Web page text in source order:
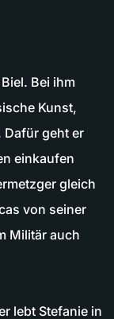
Bei ihm
Kunst,
geht er
einkaufen
gleich
von seiner
Militär auch
lebt Stefanie in